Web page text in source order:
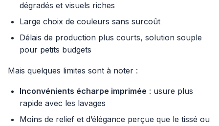
dégradés et visuels riches
Large choix de couleurs sans surcoût
Délais de production plus courts, solution souple
pour petits budgets
Mais quelques limites sont à noter :
Inconvénients écharpe imprimée : usure plus
rapide avec les lavages
Moins de relief et d’élégance perçue que le tissé ou